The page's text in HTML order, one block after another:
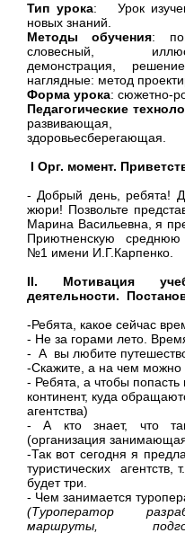
Тип урока: Урок
новых знаний.
Методы обучения:
словесный,
демонстрация,
наглядные: метод
Форма урока: сюжетно-
Педагогические
развивающая,
здоровьесберегающая.
I Орг. момент.
- Добрый день, ребята!
жюри! Позвольте
Марина Васильевна, я
Приютненскую
№1 имени И.Г.Карпенко.
II. Мотивация
деятельности.
-Ребята, какое сейчас
- Не за горами лето.
- А вы любите
-Скажите, а на чем можно
- Ребята, а чтобы попасть
континент, куда
агентства)
- А кто знает, что
(организация
-Так вот сегодня я
туристических агентств,
будет три.
- Чем занимается
(Туроператор
маршруты,